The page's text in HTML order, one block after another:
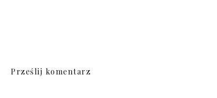
Prześlij komentarz